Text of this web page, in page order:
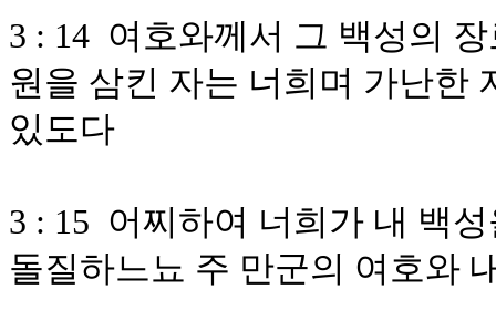
3 : 14 여호와께서 그 백성의
원을 삼킨 자는 너희며 가난한
있도다
3 : 15 어찌하여 너희가 내 백
돌질하느뇨 주 만군의 여호와